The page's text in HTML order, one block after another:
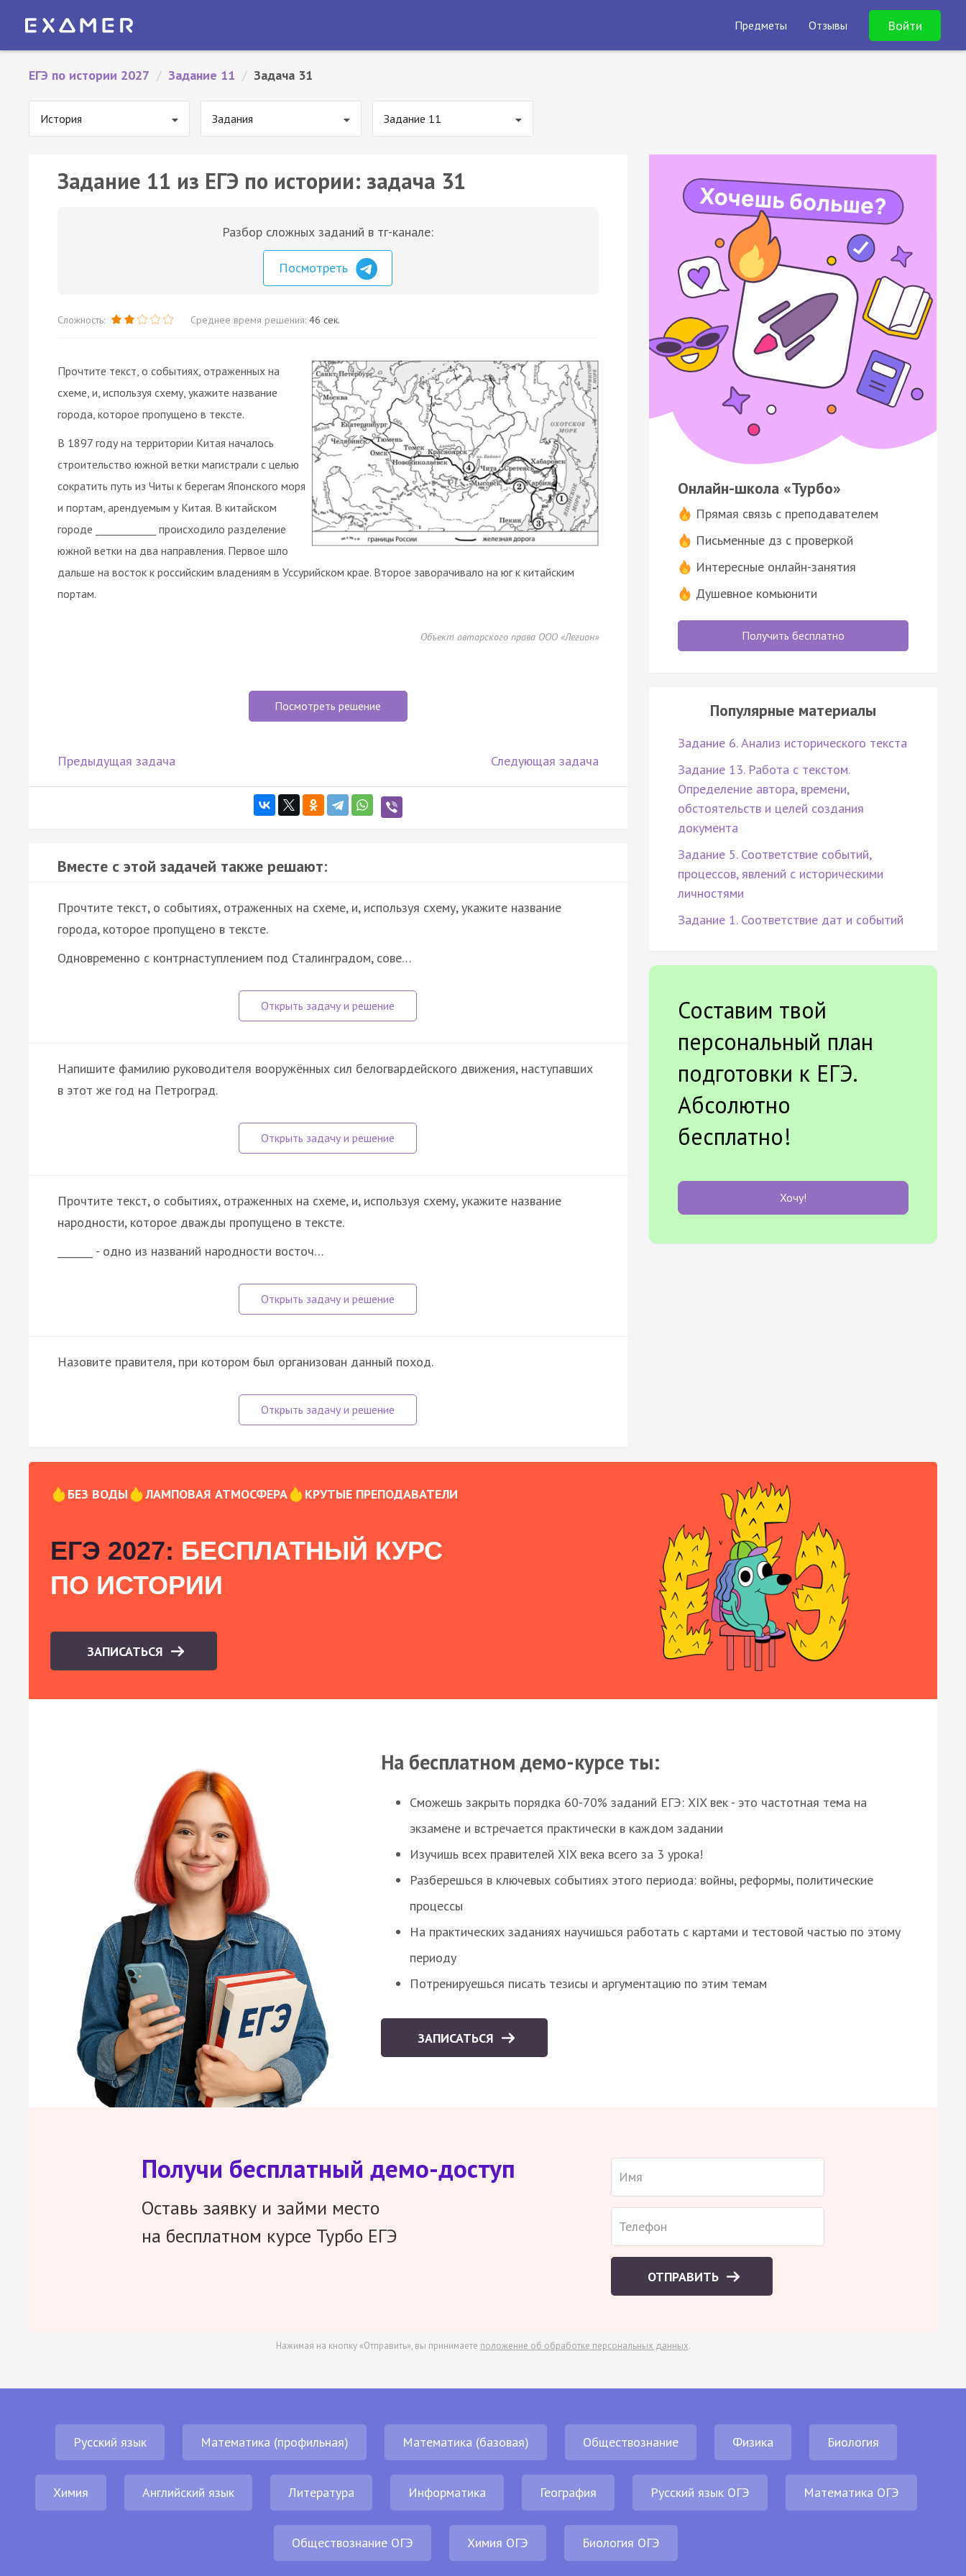
Предметы Отзывы Войти
ЕГЭ по истории 2027 / Задание 11 / Задача 31
История Задания Задание 11
Задание 11 из ЕГЭ по истории: задача 31
Разбор сложных заданий в тг-канале:
Посмотреть
Сложность: Среднее время решения: 46 сек.
Прочтите текст, о событиях, отраженных на
схеме, и, используя схему, укажите название
города, которое пропущено в тексте.
В 1897 году на территории Китая началось
строительство южной ветки магистрали с целью
сократить путь из Читы к берегам Японского моря
и портам, арендуемым у Китая. В китайском
городе ____________ происходило разделение
южной ветки на два направления. Первое шло
дальше на восток к российским владениям в Уссурийском крае. Второе заворачивало на юг к китайским
портам.
Объект авторского права ООО «Легион»
Посмотреть решение
Предыдущая задача Следующая задача
Вместе с этой задачей также решают:
Прочтите текст, о событиях, отраженных на схеме, и, используя схему, укажите название
города, которое пропущено в тексте.
Одновременно с контрнаступлением под Сталинградом, сове…
Напишите фамилию руководителя вооружённых сил белогвардейского движения, наступавших
в этот же год на Петроград.
Прочтите текст, о событиях, отраженных на схеме, и, используя схему, укажите название
народности, которое дважды пропущено в тексте.
_______ - одно из названий народности восточ…
Назовите правителя, при котором был организован данный поход.
Онлайн-школа «Турбо»
Прямая связь с преподавателем
Письменные дз с проверкой
Интересные онлайн-занятия
Душевное комьюнити
Получить бесплатно
Популярные материалы
Задание 6. Анализ исторического текста
Задание 13. Работа с текстом.
Определение автора, времени,
обстоятельств и целей создания
документа
Задание 5. Соответствие событий,
процессов, явлений с историческими
личностями
Задание 1. Соответствие дат и событий
Составим твой
персональный план
подготовки к ЕГЭ.
Абсолютно
бесплатно!
Хочу!
БЕЗ ВОДЫ ЛАМПОВАЯ АТМОСФЕРА КРУТЫЕ ПРЕПОДАВАТЕЛИ
ЕГЭ 2027: БЕСПЛАТНЫЙ КУРС
ПО ИСТОРИИ
ЗАПИСАТЬСЯ
На бесплатном демо-курсе ты:
Сможешь закрыть порядка 60-70% заданий ЕГЭ: XIX век - это частотная тема на
экзамене и встречается практически в каждом задании
Изучишь всех правителей XIX века всего за 3 урока!
Разберешься в ключевых событиях этого периода: войны, реформы, политические
процессы
На практических заданиях научишься работать с картами и тестовой частью по этому
периоду
Потренируешься писать тезисы и аргументацию по этим темам
ЗАПИСАТЬСЯ
Получи бесплатный демо-доступ
Оставь заявку и займи место
на бесплатном курсе Турбо ЕГЭ
ОТПРАВИТЬ
Нажимая на кнопку «Отправить», вы принимаете положение об обработке персональных данных.
Русский язык Математика (профильная) Математика (базовая) Обществознание Физика Биология
Химия Английский язык Литература Информатика География Русский язык ОГЭ Математика ОГЭ
Обществознание ОГЭ Химия ОГЭ Биология ОГЭ